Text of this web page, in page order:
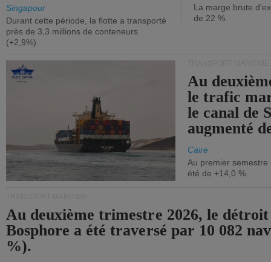
Singapour
Durant cette période, la flotte a transporté
près de 3,3 millions de conteneurs
(+2,9%).
La marge brute
de 22 %.
Au
le trafic
le canal de
augmenté
Caire
Au premier
été de +14,0 %.
Au deuxième trimestre 2026, le
Bosphore a été traversé par 10 082
%).